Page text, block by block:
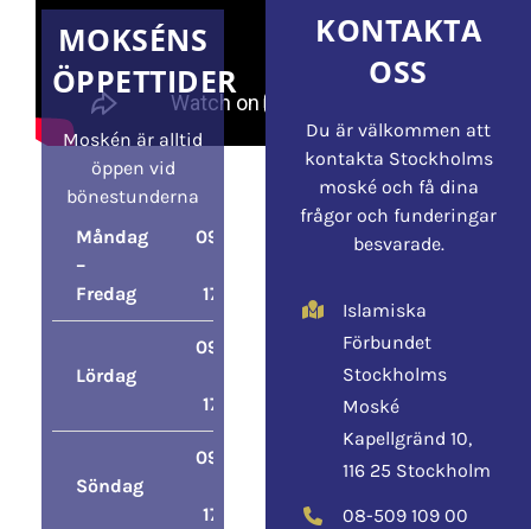
MOKSÉNS
ÖPPETTIDER
Moskén är alltid
öppen vid
bönestunderna
Måndag
–
Fredag
09:00
17:00
Lördag
09:00
17:00
Söndag
09:00
17:00
KONTAKTA
OSS
Du är välkommen att
kontakta Stockholms
moské och få dina
frågor och funderingar
besvarade.
Islamiska
Förbundet
Stockholms
Moské
Kapellgränd 10,
116 25 Stockholm
08-509 109 00